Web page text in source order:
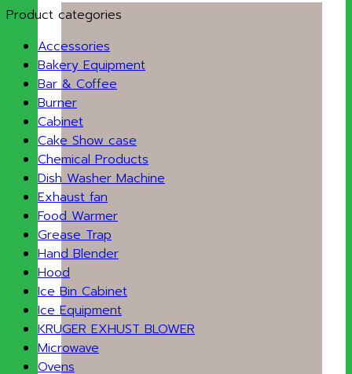
Product categories
Accessories
Bakery Equipment
Bar & Coffee
Burner
Cabinet
Cake Show case
Chemical Products
Dish Washer Machine
Exhaust fan
Food Warmer
Grease Trap
Hand Blender
Hood
Ice Bin Cabinet
Ice Equipment
KRUGER EXHUST BLOWER
Microwave
Ovens